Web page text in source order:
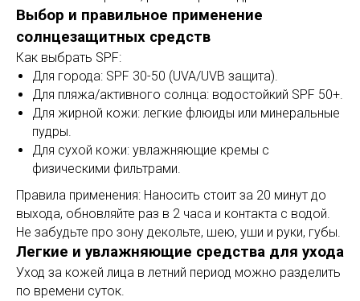
Выбор и правильное применение
солнцезащитных средств
Как выбрать SPF:
Для города: SPF 30-50 (UVA/UVB защита).
Для пляжа/активного солнца: водостойкий SPF 50+.
Для жирной кожи: легкие флюиды или минеральные
пудры.
Для сухой кожи: увлажняющие кремы с
физическими фильтрами.
Правила применения: Наносить стоит за 20 минут до
выхода, обновляйте раз в 2 часа и контакта с водой.
Не забудьте про зону декольте, шею, уши и руки, губы.
Легкие и увлажняющие средства для ухода
Уход за кожей лица в летний период можно разделить
по времени суток.